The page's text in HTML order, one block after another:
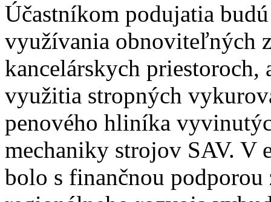
Účastníkom podujatia
využívania obnoviteľných
kancelárskych priestoroch,
využitia stropných
penového hliníka
mechaniky strojov SAV. V
bolo s finančnou